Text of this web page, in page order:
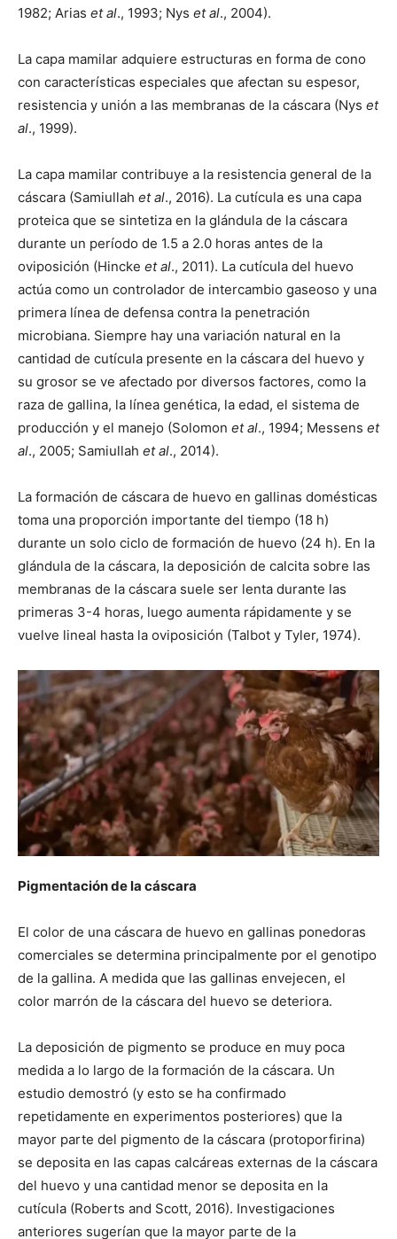
1982; Arias et al., 1993; Nys et al., 2004).
La capa mamilar adquiere estructuras en forma de cono
con características especiales que afectan su espesor,
resistencia y unión a las membranas de la cáscara (Nys et
al., 1999).
La capa mamilar contribuye a la resistencia general de la
cáscara (Samiullah et al., 2016). La cutícula es una capa
proteica que se sintetiza en la glándula de la cáscara
durante un período de 1.5 a 2.0 horas antes de la
oviposición (Hincke et al., 2011). La cutícula del huevo
actúa como un controlador de intercambio gaseoso y una
primera línea de defensa contra la penetración
microbiana. Siempre hay una variación natural en la
cantidad de cutícula presente en la cáscara del huevo y
su grosor se ve afectado por diversos factores, como la
raza de gallina, la línea genética, la edad, el sistema de
producción y el manejo (Solomon et al., 1994; Messens et
al., 2005; Samiullah et al., 2014).
La formación de cáscara de huevo en gallinas domésticas
toma una proporción importante del tiempo (18 h)
durante un solo ciclo de formación de huevo (24 h). En la
glándula de la cáscara, la deposición de calcita sobre las
membranas de la cáscara suele ser lenta durante las
primeras 3-4 horas, luego aumenta rápidamente y se
vuelve lineal hasta la oviposición (Talbot y Tyler, 1974).
Pigmentación de la cáscara
El color de una cáscara de huevo en gallinas ponedoras
comerciales se determina principalmente por el genotipo
de la gallina. A medida que las gallinas envejecen, el
color marrón de la cáscara del huevo se deteriora.
La deposición de pigmento se produce en muy poca
medida a lo largo de la formación de la cáscara. Un
estudio demostró (y esto se ha confirmado
repetidamente en experimentos posteriores) que la
mayor parte del pigmento de la cáscara (protoporfirina)
se deposita en las capas calcáreas externas de la cáscara
del huevo y una cantidad menor se deposita en la
cutícula (Roberts and Scott, 2016). Investigaciones
anteriores sugerían que la mayor parte de la